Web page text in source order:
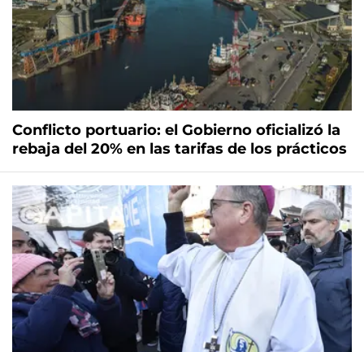
Conflicto portuario: el Gobierno oficializó la
rebaja del 20% en las tarifas de los prácticos